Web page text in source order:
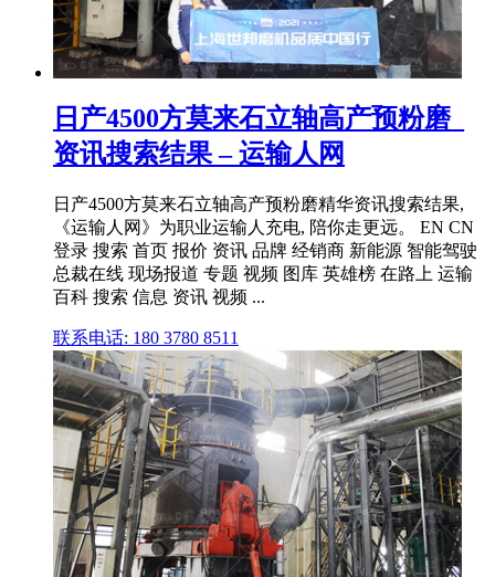
日产4500方莫来石立轴高产预粉磨_
资讯搜索结果 – 运输人网
日产4500方莫来石立轴高产预粉磨精华资讯搜索结果,
《运输人网》为职业运输人充电, 陪你走更远。 EN CN
登录 搜索 首页 报价 资讯 品牌 经销商 新能源 智能驾驶
总裁在线 现场报道 专题 视频 图库 英雄榜 在路上 运输
百科 搜索 信息 资讯 视频 ...
联系电话: 180 3780 8511